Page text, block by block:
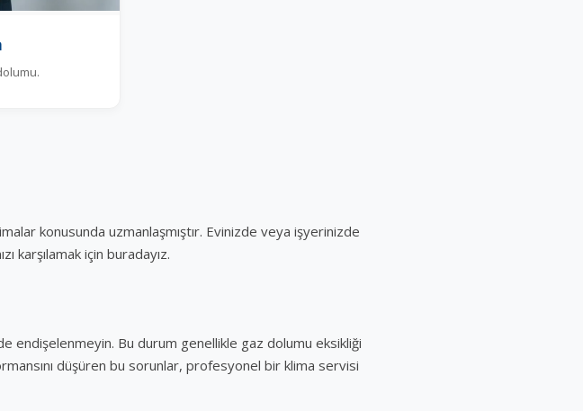
konusunda uzmanlaşmıştır. Evinizde veya işyerinizde
karşılamak için buradayız.
endişelenmeyin. Bu durum genellikle gaz dolumu eksikliği
düşüren bu sorunlar, profesyonel bir klima servisi